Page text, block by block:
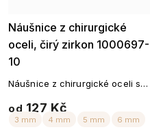
Náušnice z chirurgické
oceli, čirý zirkon 1000697-
10
od 127 Kč
Náušnice z chirurgické oceli se